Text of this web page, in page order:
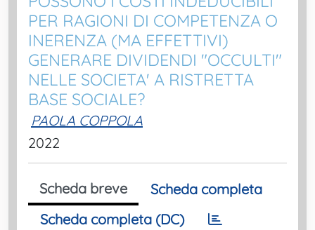
PER RAGIONI DI COMPETENZA O
INERENZA (MA EFFETTIVI)
GENERARE DIVIDENDI "OCCULTI"
NELLE SOCIETA' A RISTRETTA
BASE SOCIALE?
PAOLA COPPOLA
2022
Scheda breve
Scheda completa
Scheda completa (DC)